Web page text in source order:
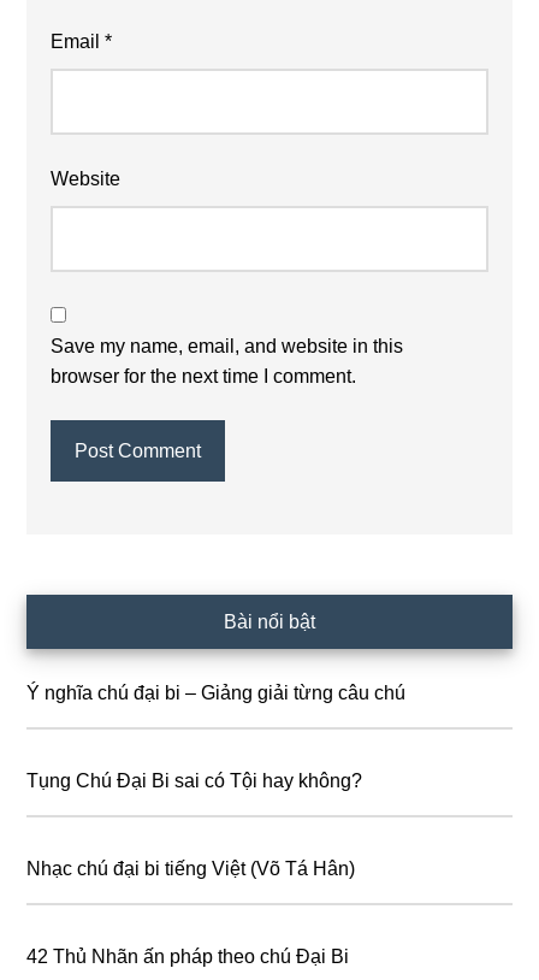
Email*
Website
Save my name, email, and website in this
browser for the next time I comment.
Sidebar
Bài nổi bật
Ý nghĩa chú đại bi – Giảng giải từng câu chú
Tụng Chú Đại Bi sai có Tội hay không?
Nhạc chú đại bi tiếng Việt (Võ Tá Hân)
42 Thủ Nhãn ấn pháp theo chú Đại Bi